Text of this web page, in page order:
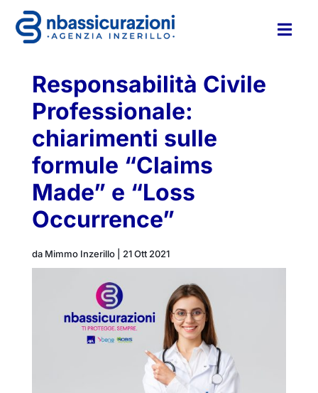

Responsabilità Civile
Professionale:
chiarimenti sulle
formule “Claims
Made” e “Loss
Occurrence”
da Mimmo Inzerillo| 21 Ott 2021